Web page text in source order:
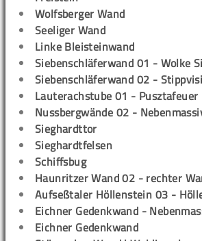
Wolfsberger Wand
Seeliger Wand
Linke Bleisteinwand
Siebenschläferwand 01 - Wolke
Siebenschläferwand 02 -
Lauterachstube 01 - Pusztafeuer
Nussbergwände 02 -
Sieghardttor
Sieghardtfelsen
Schiffsbug
Haunritzer Wand 02 - rechter
Aufseßtaler Höllenstein 03 -
Eichner Gedenkwand -
Eichner Gedenkwand